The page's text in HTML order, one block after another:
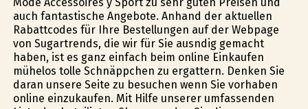
auch fantastische Angebote. Anhand der aktuellen
Rabattcodes für Ihre Bestellungen auf der Webpage
von Sugartrends, die wir für Sie ausfindig gemacht
haben, ist es ganz einfach beim online Einkaufen
mühelos tolle Schnäppchen zu ergattern. Denken Sie
daran unsere Seite zu besuchen wenn Sie vorhaben
online einzukaufen. Mit Hilfe unserer umfassenden